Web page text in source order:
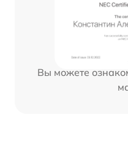
Вы можете